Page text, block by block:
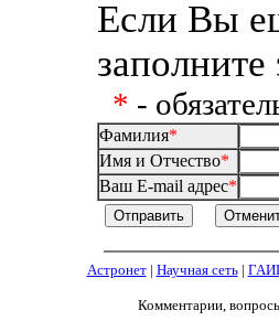
Если Вы
* -
Фамилия*
Имя и Отчество*
Ваш E-mail адрес*
Астронет| Научная сеть|
Комментарии,